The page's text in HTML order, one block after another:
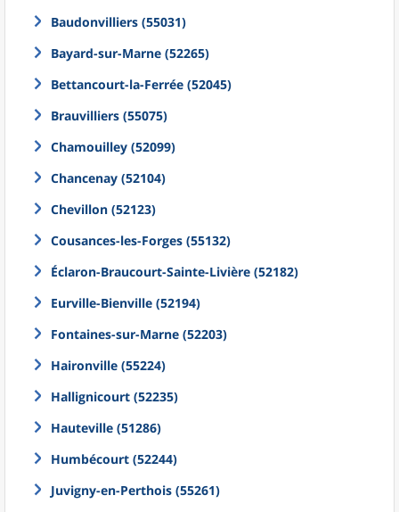
Baudonvilliers (55031)
Bayard-sur-Marne (52265)
Bettancourt-la-Ferrée (52045)
Brauvilliers (55075)
Chamouilley (52099)
Chancenay (52104)
Chevillon (52123)
Cousances-les-Forges (55132)
Éclaron-Braucourt-Sainte-Livière (52182)
Eurville-Bienville (52194)
Fontaines-sur-Marne (52203)
Haironville (55224)
Hallignicourt (52235)
Hauteville (51286)
Humbécourt (52244)
Juvigny-en-Perthois (55261)